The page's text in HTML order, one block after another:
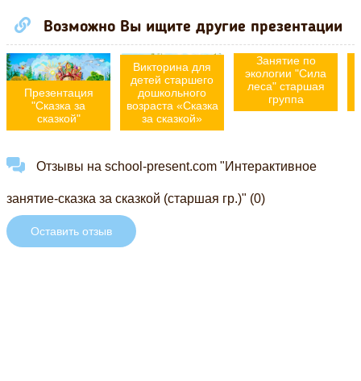
Возможно Вы ищите другие презентации
Презентация
"Сказка за
сказкой"
Викторина для
детей старшего
дошкольного
возраста «Сказка
за сказкой»
Занятие по
экологии "Сила
леса" старшая
группа
Отзывы на school-present.com "Интерактивное
занятие-сказка за сказкой (старшая гр.)" (0)
Оставить отзыв